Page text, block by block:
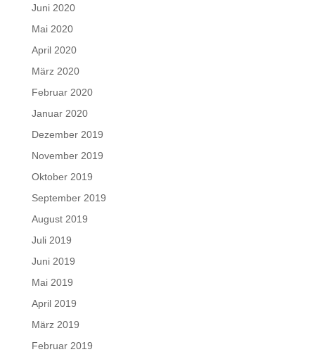
Juni 2020
Mai 2020
April 2020
März 2020
Februar 2020
Januar 2020
Dezember 2019
November 2019
Oktober 2019
September 2019
August 2019
Juli 2019
Juni 2019
Mai 2019
April 2019
März 2019
Februar 2019